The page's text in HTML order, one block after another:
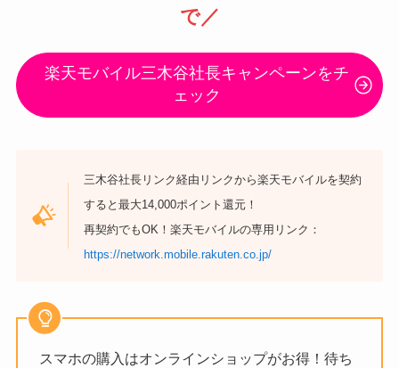
で／
楽天モバイル三木谷社長キャンペーンをチ
ェック
三木谷社長リンク経由リンクから楽天モバイルを契約
すると最大14,000ポイント還元！
再契約でもOK！楽天モバイルの専用リンク：
https://network.mobile.rakuten.co.jp/
スマホの購入はオンラインショップがお得！待ち